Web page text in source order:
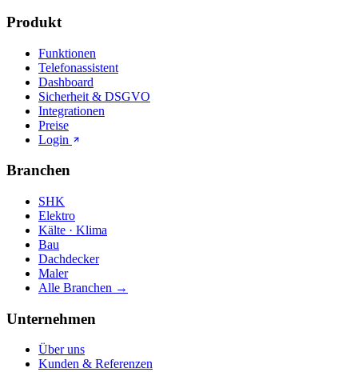
Produkt
Funktionen
Telefonassistent
Dashboard
Sicherheit & DSGVO
Integrationen
Preise
Login
Branchen
SHK
Elektro
Kälte · Klima
Bau
Dachdecker
Maler
Alle Branchen →
Unternehmen
Über uns
Kunden & Referenzen